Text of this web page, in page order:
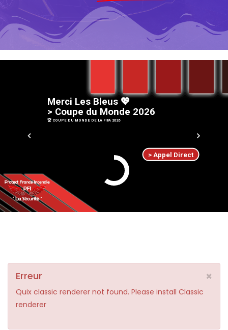
> Appel Direct
Merci Les B eus 💖
> Coupe du Monde 2026
🏆 COUPE DU MONDE DE LA FIFA 2026
×
Erreur
Quix classic renderer not found. Please install Classic
renderer